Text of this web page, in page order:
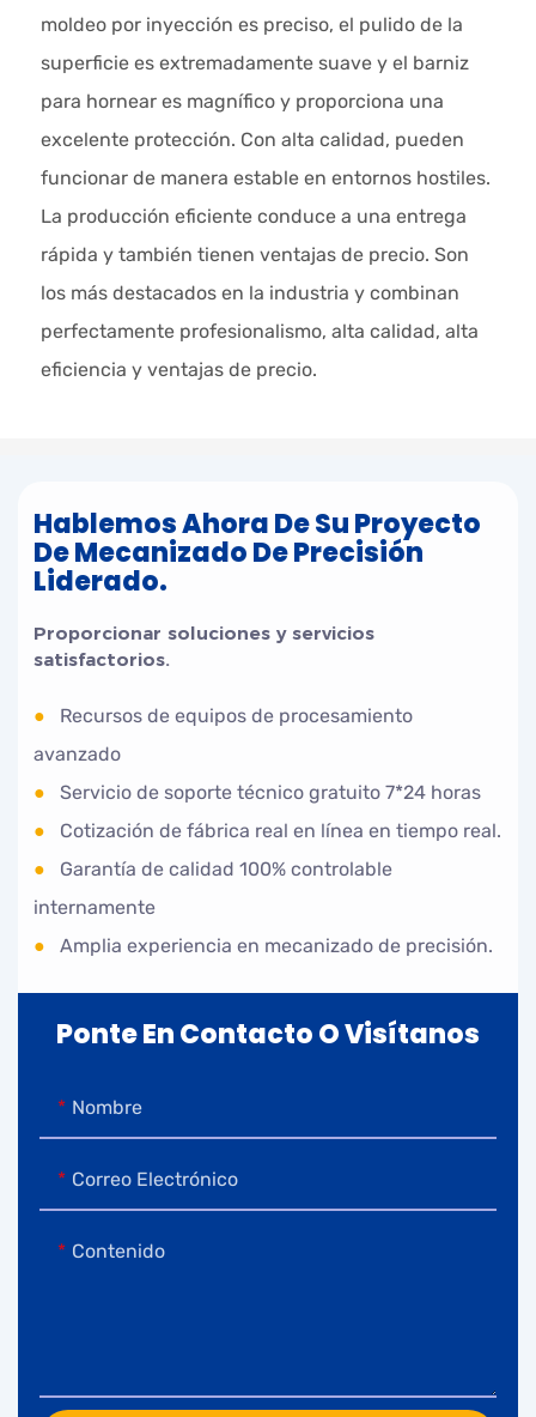
moldeo por inyección es preciso, el pulido de la
superficie es extremadamente suave y el barniz
para hornear es magnífico y proporciona una
excelente protección. Con alta calidad, pueden
funcionar de manera estable en entornos hostiles.
La producción eficiente conduce a una entrega
rápida y también tienen ventajas de precio. Son
los más destacados en la industria y combinan
perfectamente profesionalismo, alta calidad, alta
eficiencia y ventajas de precio.
Hablemos Ahora De Su Proyecto
De Mecanizado De Precisión
Liderado.
Proporcionar soluciones y servicios
satisfactorios.
●
Recursos de equipos de procesamiento
avanzado
●
Servicio de soporte técnico gratuito 7*24 horas
●
Cotización de fábrica real en línea en tiempo real.
●
Garantía de calidad 100% controlable
internamente
●
Amplia experiencia en mecanizado de precisión.
Ponte En Contacto O Visítanos
Nombre
Correo Electrónico
Contenido